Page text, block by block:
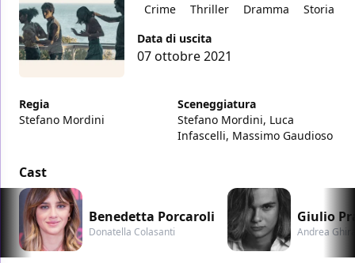
Crime Thriller Dramma
Storia
Data di uscita
07 ottobre 2021
Regia
Stefano Mordini
Sceneggiatura
Stefano Mordini, Luca
Infascelli, Massimo Gaudioso
Cast
Benedetta Porcaroli
Donatella Colasanti
Giulio
Andrea